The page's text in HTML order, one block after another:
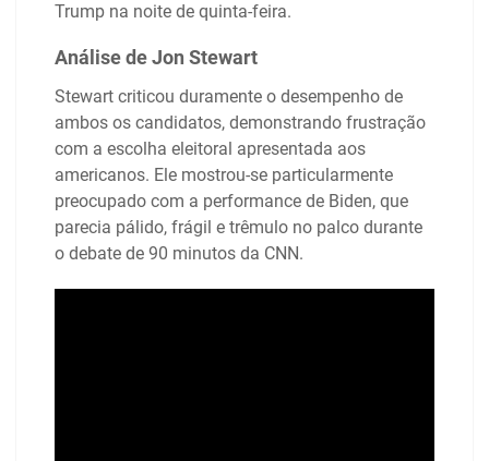
Trump na noite de quinta-feira.
Análise de Jon Stewart
Stewart criticou duramente o desempenho de
ambos os candidatos, demonstrando frustração
com a escolha eleitoral apresentada aos
americanos. Ele mostrou-se particularmente
preocupado com a performance de Biden, que
parecia pálido, frágil e trêmulo no palco durante
o debate de 90 minutos da CNN.